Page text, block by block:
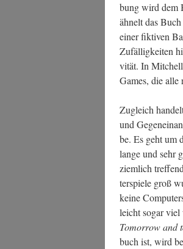
bung wird dem
ähnelt das
einer fik­ti­ven
Zufäl­lig­kei­ten
vi­tät. In
Games, die alle
Zugleich
und
be. Es geht um
lan­ge und sehr
ziem­lich
ter­spie­le groß
kei­ne
leicht sogar viel
Tomor­row and
buch ist, wird